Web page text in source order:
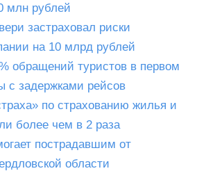
млн рублей
застраховал риски
на 10 млрд рублей
обращений туристов в первом
с задержками рейсов
по страхованию жилья и
более чем в 2 раза
пострадавшим от
области